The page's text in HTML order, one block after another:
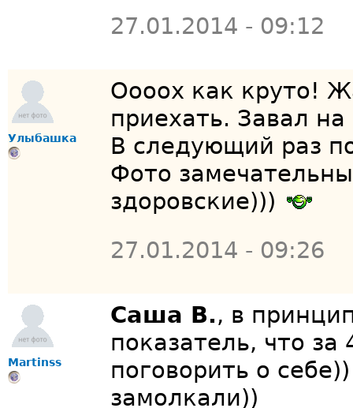
27.01.2014 - 09:12
Улыбашка
Оооох как круто!
приехать. Завал
В следующий раз
Фото
здоровские)))
27.01.2014 - 09:26
Martinss
Саша В., в
показатель, что
поговорить о
замолкали))